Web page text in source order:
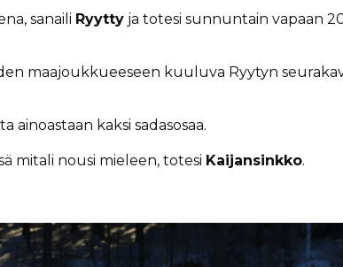
sanaili Ryytty ja totesi sunnuntain vapaan
maajoukkueeseen kuuluva Ryytyn
ainoastaan kaksi sadasosaa.
mitali nousi mieleen, totesi Kaijansinkko.